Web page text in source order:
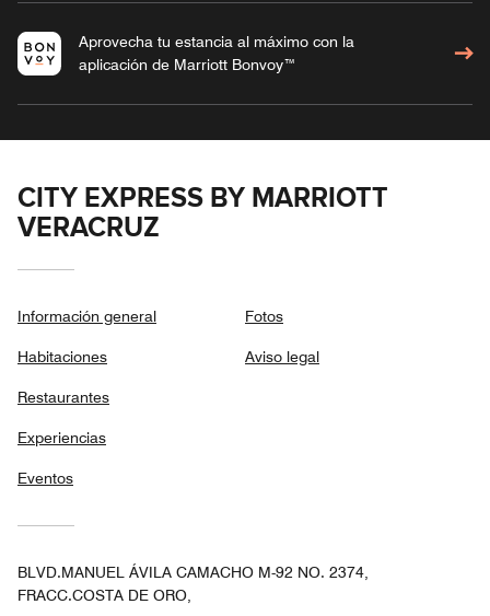
Aprovecha tu estancia al máximo con la
aplicación de Marriott Bonvoy™
CITY EXPRESS BY MARRIOTT
VERACRUZ
Información general
Habitaciones
Restaurantes
Experiencias
Eventos
Fotos
Aviso legal
BLVD.MANUEL ÁVILA CAMACHO M-92 NO. 2374,
FRACC.COSTA DE ORO,